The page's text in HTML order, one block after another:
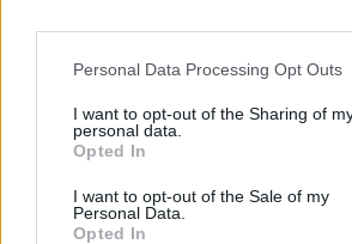
Personal Data Processing Opt Outs
I want to opt-out of the Sharing of
personal data.
Opted In
I want to opt-out of the Sale of my
Personal Data.
Opted In
#Jakov Jozinović